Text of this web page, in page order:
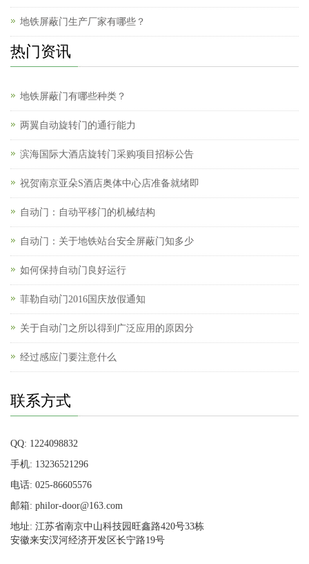
地铁屏蔽门生产厂家有哪些？
热门资讯
地铁屏蔽门有哪些种类？
两翼自动旋转门的通行能力
滨海国际大酒店旋转门采购项目招标公告
祝贺南京亚朵S酒店奥体中心店准备就绪即
自动门：自动平移门的机械结构
自动门：关于地铁站台安全屏蔽门知多少
如何保持自动门良好运行
菲勒自动门2016国庆放假通知
关于自动门之所以得到广泛应用的原因分
经过感应门要注意什么
联系方式
QQ: 1224098832
手机: 13236521296
电话: 025-86605576
邮箱: philor-door@163.com
地址: 江苏省南京中山科技园旺鑫路420号33栋
安徽来安汊河经济开发区长宁路19号